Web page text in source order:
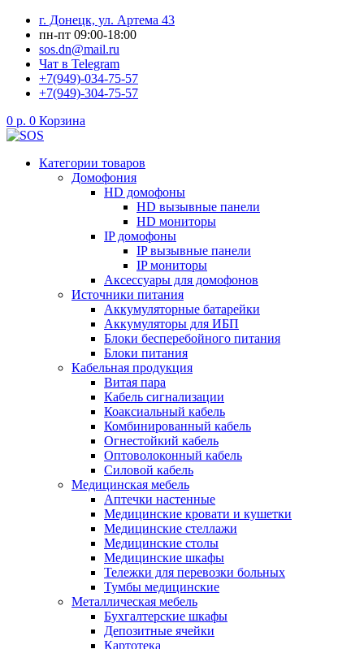
Перейти
содержимому
г. Донецк, ул. Артема 43
пн-пт 09:00-18:00
sos.dn@mail.ru
Чат в Telegram
+7(949)-034-75-57
+7(949)-304-75-57
0 р. 0 Корзина
Категории товаров
Домофония
HD домофоны
HD вызывные панели
HD мониторы
IP домофоны
IP вызывные панели
IP мониторы
Аксессуары для домофонов
Источники питания
Аккумуляторные батарейки
Аккумуляторы для ИБП
Блоки бесперебойного питания
Блоки питания
Кабельная продукция
Витая пара
Кабель сигнализации
Коаксиальный кабель
Комбинированный кабель
Огнестойкий кабель
Оптоволоконный кабель
Силовой кабель
Медицинская мебель
Аптечки настенные
Медицинские кровати и кушетки
Медицинские стеллажи
Медицинские столы
Медицинские шкафы
Тележки для перевозки больных
Тумбы медицинские
Металлическая мебель
Бухгалтерские шкафы
Депозитные ячейки
Картотека